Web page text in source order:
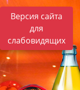
Версия сайта
для
слабовидящих